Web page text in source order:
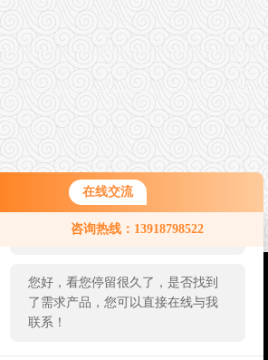
在线交流
咨询热线：13918798522
您好！欢迎前来咨询，很高兴为您
服务，请问您要咨询什么问题呢？
您好，看您停留很久了，是否找到
了需求产品，您可以直接在线与我
联系！